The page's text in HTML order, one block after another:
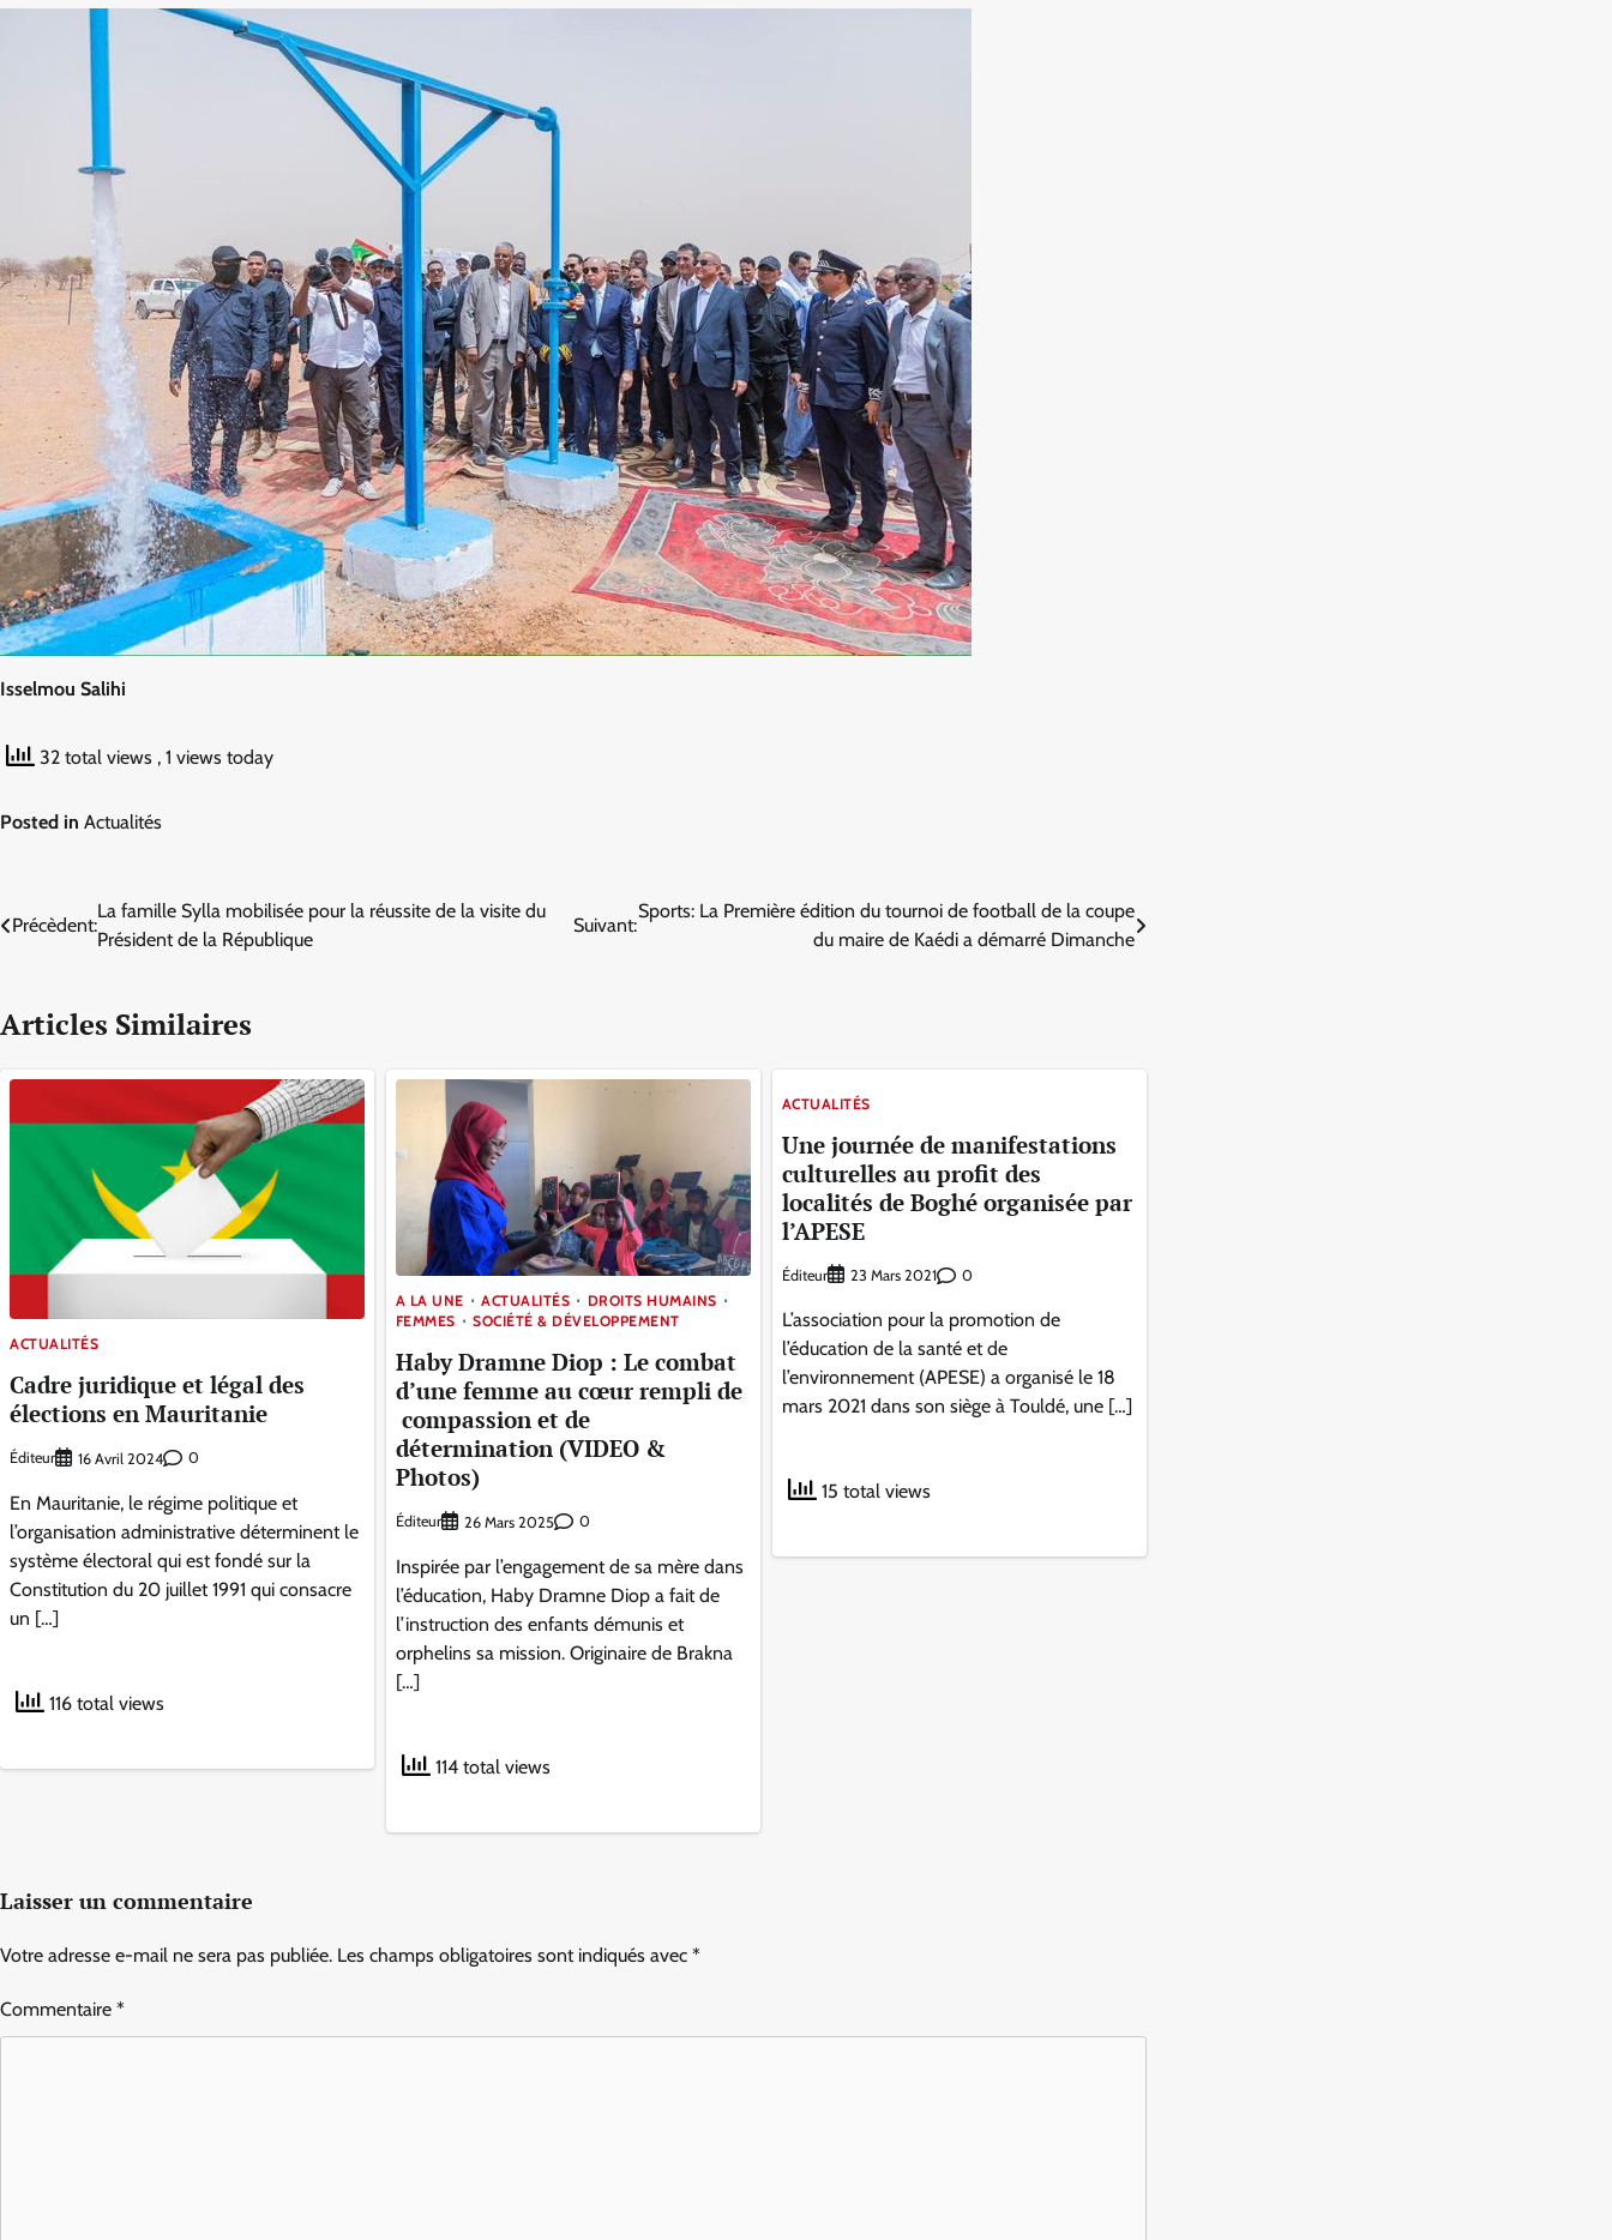
Isselmou Salihi
32 total views , 1 views today
Posted in Actualités
Navigation
l’article
Précèdent:
La famille Sylla mobilisée pour la réussite de la visite du
Président de la République
Suivant:
Sports: La Première édition du tournoi de football de la coupe
du maire de Kaédi a démarré Dimanche
Articles Similaires
ACTUALITÉS
Cadre juridique et légal des
élections en Mauritanie
Éditeur 16 Avril 2024 0
En Mauritanie, le régime politique et
l’organisation administrative déterminent le
système électoral qui est fondé sur la
Constitution du 20 juillet 1991 qui consacre
un […]
116 total views
A LA UNE ACTUALITÉS
DROITS HUMAINS
FEMMES
SOCIÉTÉ & DÉVELOPPEMENT
Haby Dramne Diop : Le combat
d’une femme au cœur rempli de
compassion et de
détermination (VIDEO &
Photos)
Éditeur 26 Mars 2025 0
Inspirée par l’engagement de sa mère dans
l’éducation, Haby Dramne Diop a fait de
l’instruction des enfants démunis et
orphelins sa mission. Originaire de Brakna
[…]
114 total views
ACTUALITÉS
Une journée de manifestations
culturelles au profit des
localités de Boghé organisée par
l’APESE
Éditeur 23 Mars 2021 0
L’association pour la promotion de
l’éducation de la santé et de
l’environnement (APESE) a organisé le 18
mars 2021 dans son siège à Touldé, une […]
15 total views
Laisser un commentaire
Votre adresse e-mail ne sera pas publiée. Les champs obligatoires sont indiqués avec *
Commentaire *